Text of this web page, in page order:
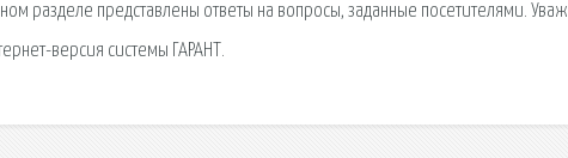
разделе представлены ответы на вопросы, заданные посетителями.
версия системы ГАРАНТ.